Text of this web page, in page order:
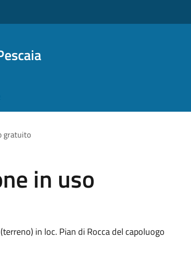
gratuito
in uso
in loc. Pian di Rocca del capoluogo